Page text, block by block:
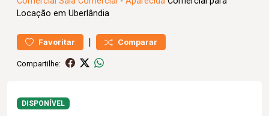
Locação em Uberlândia
Favoritar | Comparar
Compartilhe:
DISPONÍVEL